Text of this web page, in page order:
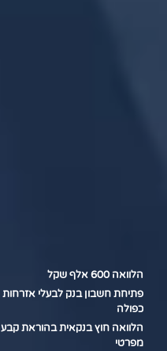
הלוואה 600 אלף שקל
פתיחת חשבון בנק לבעלי אזרחות
כפולה
הלוואה חוץ בנקאית בהוראת קבע
מפרטי